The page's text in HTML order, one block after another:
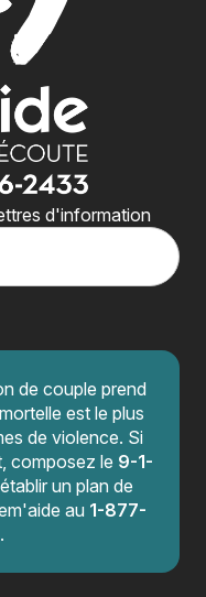
d'information
de couple prend
est le plus
de violence. Si
composez le 9-1-
un plan de
au 1-877-
.